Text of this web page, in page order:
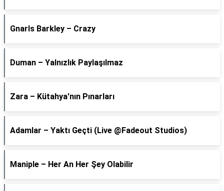
Gnarls Barkley – Crazy
Duman – Yalnızlık Paylaşılmaz
Zara – Kütahya'nın Pınarları
Adamlar – Yaktı Geçti (Live @Fadeout Studios)
Maniple – Her An Her Şey Olabilir